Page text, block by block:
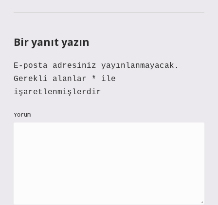
Bir yanıt yazın
E-posta adresiniz yayınlanmayacak.
Gerekli alanlar
*
ile
işaretlenmişlerdir
Yorum